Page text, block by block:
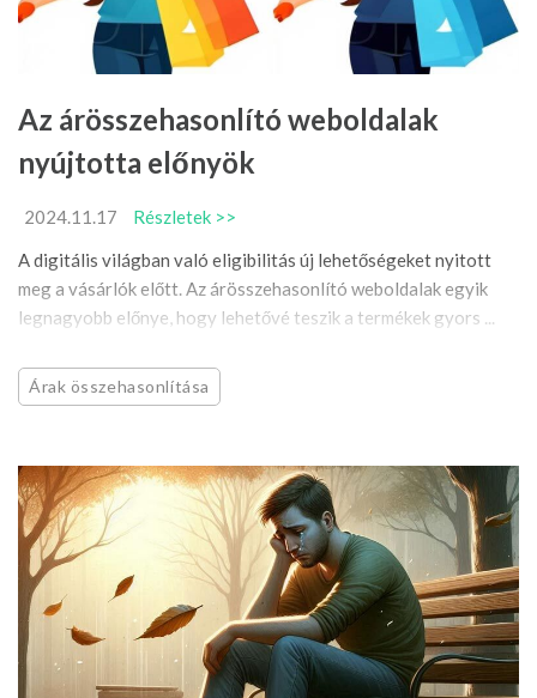
Az árösszehasonlító weboldalak
nyújtotta előnyök
2024.11.17
Részletek >>
A digitális világban való eligibilitás új lehetőségeket nyitott
meg a vásárlók előtt. Az árösszehasonlító weboldalak egyik
legnagyobb előnye, hogy lehetővé teszik a termékek gyors ...
Árak összehasonlítása